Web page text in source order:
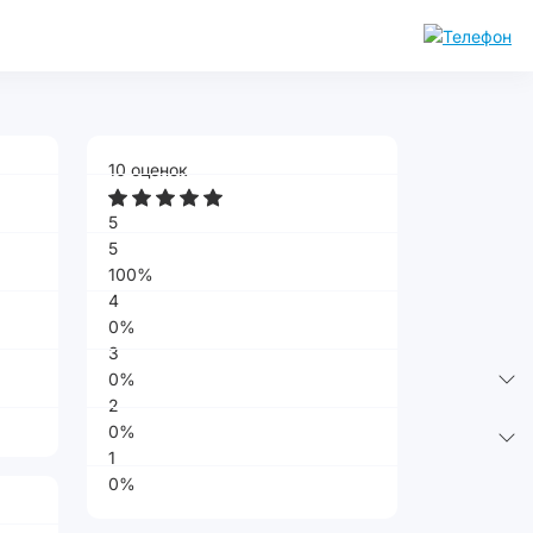
10 оценок
5
5
100%
4
0%
3
0%
2
0%
1
0%